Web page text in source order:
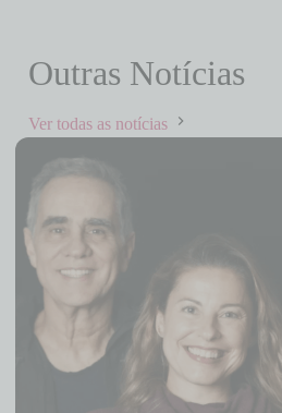
Outras Notícias
Ver todas as notícias